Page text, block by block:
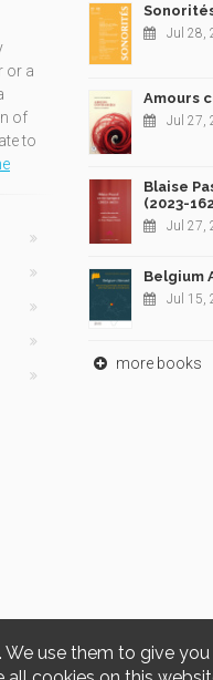
We use them to give
or a
of
to
Jul 28,
Amours
Jul 27,
Blaise
(2023-
Jul 27,
Belgium
Jul 15,
more books